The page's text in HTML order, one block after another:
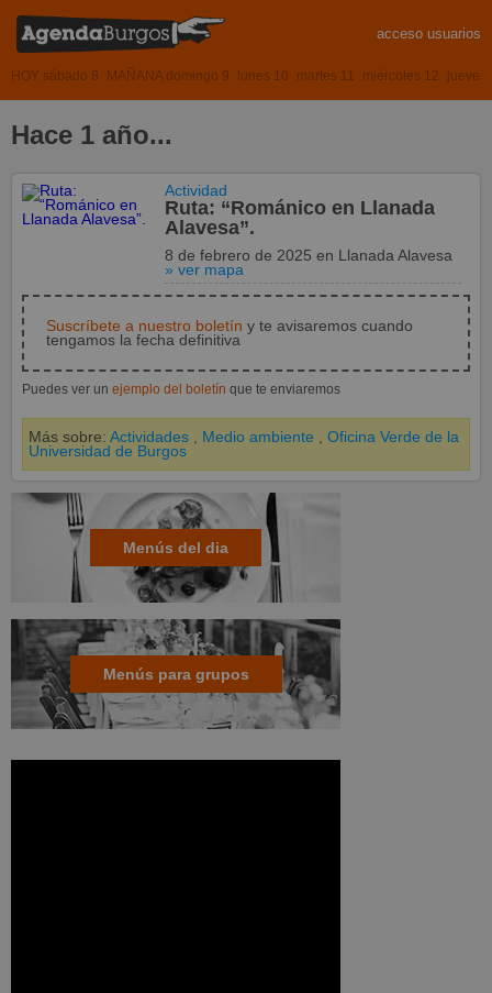
acceso usuarios
HOY sábado 8 MAÑANA domingo 9 lunes 10 martes 11 miércoles 12 jueves
Hace 1 año...
Actividad
Ruta: “Románico en Llanada
Alavesa”.
8 de febrero de 2025en
Llanada Alavesa
» ver mapa
Suscríbete a nuestro boletín y te avisaremos cuando
tengamos la fecha definitiva
Puedes ver un ejemplo del boletín que te enviaremos
Más sobre: Actividades Medio ambiente
Oficina Verde de la
Universidad de Burgos
Menús del dia
Menús para grupos